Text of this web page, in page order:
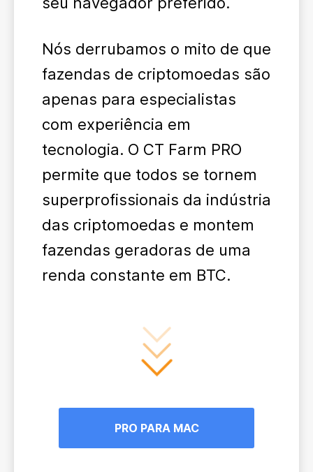
Nós derrubamos o mito de que
fazendas de criptomoedas são
apenas para especialistas
com experiência em
tecnologia. O CT Farm PRO
permite que todos se tornem
superprofissionais da indústria
das criptomoedas e montem
fazendas geradoras de uma
renda constante em BTC.
PRO PARA MAC